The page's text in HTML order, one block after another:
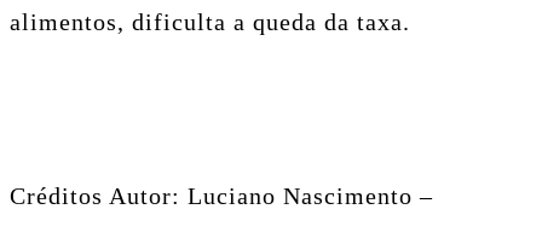
alimentos, dificulta a queda da taxa.
Créditos Autor: Luciano Nascimento –